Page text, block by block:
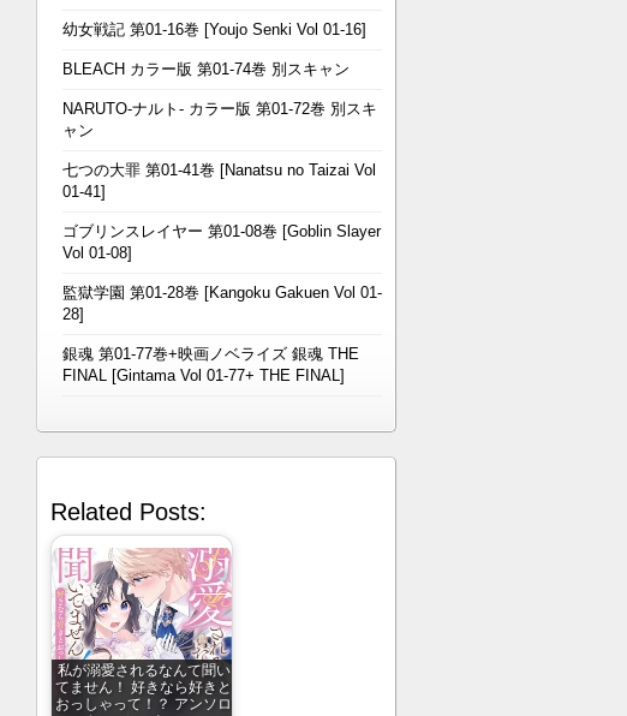
幼女戦記 第01-16巻 [Youjo Senki Vol 01-16]
BLEACH カラー版 第01-74巻 別スキャン
NARUTO-ナルト- カラー版 第01-72巻 別スキ
ャン
七つの大罪 第01-41巻 [Nanatsu no Taizai Vol
01-41]
ゴブリンスレイヤー 第01-08巻 [Goblin Slayer
Vol 01-08]
監獄学園 第01-28巻 [Kangoku Gakuen Vol 01-
28]
銀魂 第01-77巻+映画ノベライズ 銀魂 THE
FINAL [Gintama Vol 01-77+ THE FINAL]
Related Posts:
私が溺愛されるなんて聞い
てません！ 好きなら好きと
おっしゃって！？ アンソロ